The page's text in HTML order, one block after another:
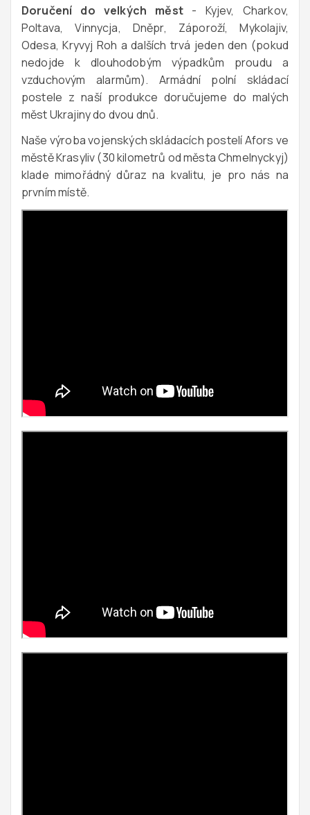
Doručení do velkých měst- Kyjev, Charkov,
Poltava, Vinnycja, Dněpr, Záporoží, Mykolajiv,
Odesa, Kryvyj Roh a dalších trvá jeden den (pokud
nedojde k dlouhodobým výpadkům proudu a
vzduchovým alarmům). Armádní polní skládací
postele z naší produkce doručujeme do malých
měst Ukrajiny do dvou dnů.
Naše výroba vojenských skládacích postelí Afors ve
městě Krasyliv (30 kilometrů od města Chmelnyckyj)
klade mimořádný důraz na kvalitu, je pro nás na
prvním místě.